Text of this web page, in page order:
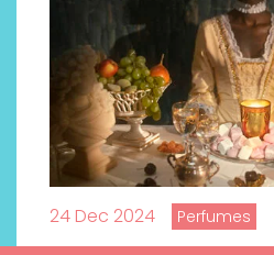
24 Dec 2024 Perfumes